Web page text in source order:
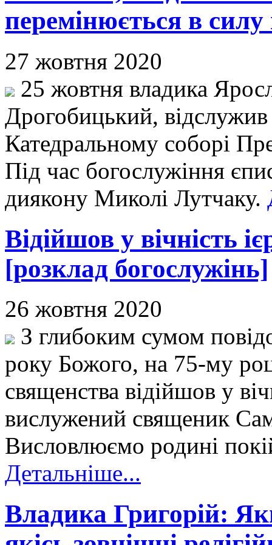
перемінюється в
27 жовтня 2020
25 жовтня владика
Дрогобицький,
Катедральному соборі
Під час богослужіння
диякону Миколі Лутчаку.
Відійшов у вічність
[розклад богослужінь]
26 жовтня 2020
З глибоким сумом
року Божого, на 75-му
священства відійшов у
вислужений священик
Висловлюємо родині
Детальніше...
Владика Григорій: